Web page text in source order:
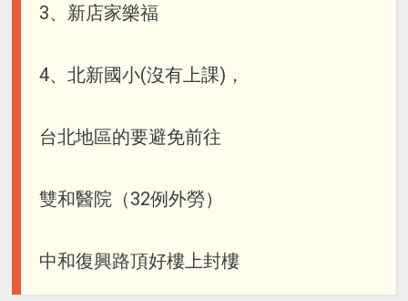
3、新店家樂福
4、北新國小(沒有上課)，
台北地區的要避免前往
雙和醫院（32例外勞）
中和復興路頂好樓上封樓